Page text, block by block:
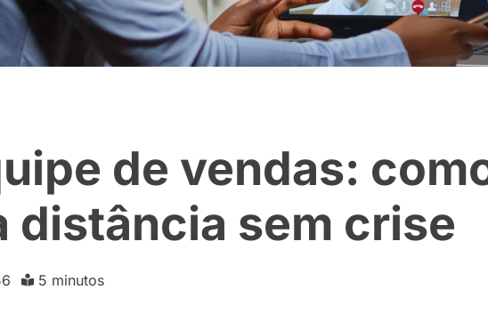
de vendas:
distância sem crise
5 minutos